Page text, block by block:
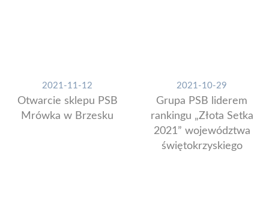
2021-11-12
Otwarcie sklepu PSB
Mrówka w Brzesku
2021-10-29
Grupa PSB liderem
rankingu „Złota Setka
2021” województwa
świętokrzyskiego